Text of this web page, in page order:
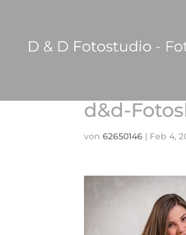
d&d-
von 62650146 | Feb 4,